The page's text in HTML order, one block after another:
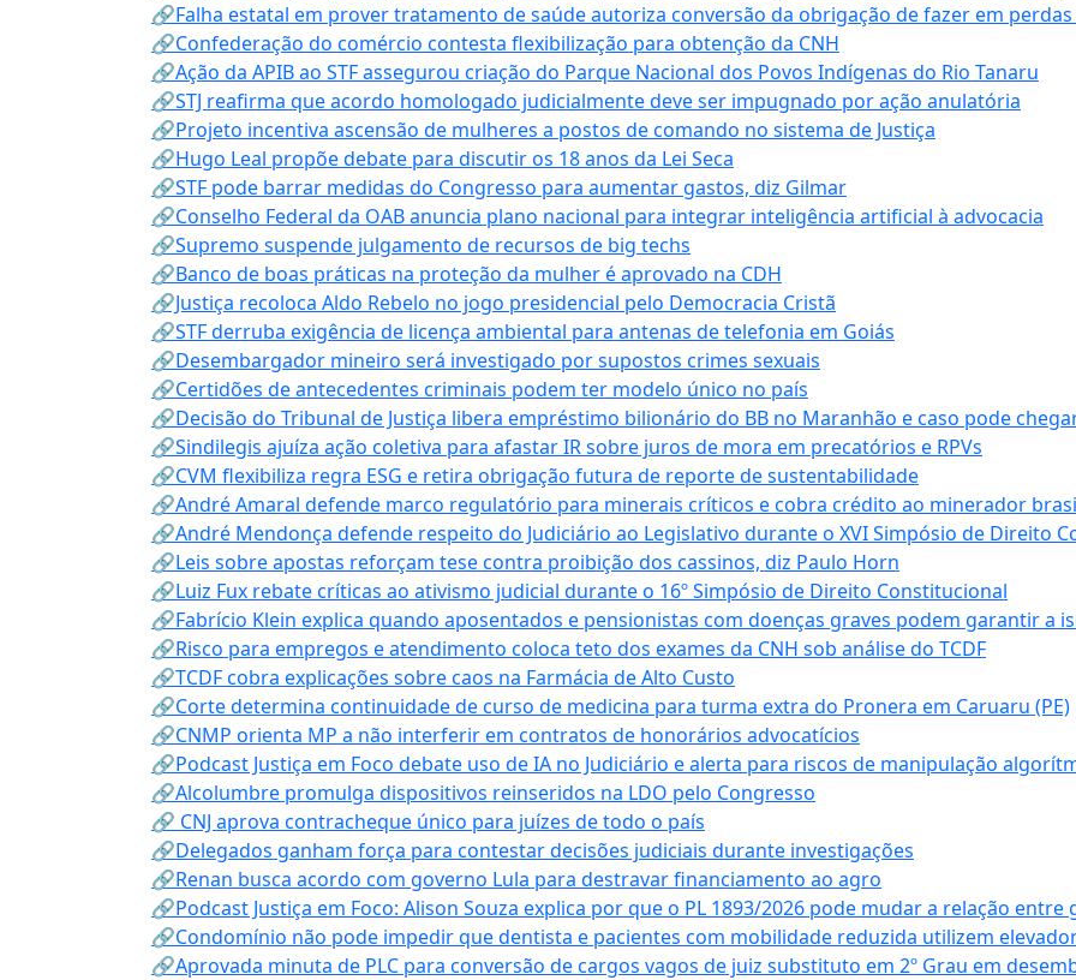
🔗Falha estatal em prover tratamento de saúde autoriza conversão da obrigação de fazer em perdas
🔗Confederação do comércio contesta flexibilização para obtenção da CNH
🔗Ação da APIB ao STF assegurou criação do Parque Nacional dos Povos Indígenas do Rio Tanaru
🔗STJ reafirma que acordo homologado judicialmente deve ser impugnado por ação anulatória
🔗Projeto incentiva ascensão de mulheres a postos de comando no sistema de Justiça
🔗Hugo Leal propõe debate para discutir os 18 anos da Lei Seca
🔗STF pode barrar medidas do Congresso para aumentar gastos, diz Gilmar
🔗Conselho Federal da OAB anuncia plano nacional para integrar inteligência artificial à advocacia
🔗Supremo suspende julgamento de recursos de big techs
🔗Banco de boas práticas na proteção da mulher é aprovado na CDH
🔗Justiça recoloca Aldo Rebelo no jogo presidencial pelo Democracia Cristã
🔗STF derruba exigência de licença ambiental para antenas de telefonia em Goiás
🔗Desembargador mineiro será investigado por supostos crimes sexuais
🔗Certidões de antecedentes criminais podem ter modelo único no país
🔗Decisão do Tribunal de Justiça libera empréstimo bilionário do BB no Maranhão e caso pode chegar
🔗Sindilegis ajuíza ação coletiva para afastar IR sobre juros de mora em precatórios e RPVs
🔗CVM flexibiliza regra ESG e retira obrigação futura de reporte de sustentabilidade
🔗André Amaral defende marco regulatório para minerais críticos e cobra crédito ao minerador
🔗André Mendonça defende respeito do Judiciário ao Legislativo durante o XVI Simpósio de Direito
🔗Leis sobre apostas reforçam tese contra proibição dos cassinos, diz Paulo Horn
🔗Luiz Fux rebate críticas ao ativismo judicial durante o 16º Simpósio de Direito Constitucional
🔗Fabrício Klein explica quando aposentados e pensionistas com doenças graves podem garantir a
🔗Risco para empregos e atendimento coloca teto dos exames da CNH sob análise do TCDF
🔗TCDF cobra explicações sobre caos na Farmácia de Alto Custo
🔗Corte determina continuidade de curso de medicina para turma extra do Pronera em Caruaru (PE)
🔗CNMP orienta MP a não interferir em contratos de honorários advocatícios
🔗Podcast Justiça em Foco debate uso de IA no Judiciário e alerta para riscos de manipulação
🔗Alcolumbre promulga dispositivos reinseridos na LDO pelo Congresso
🔗 CNJ aprova contracheque único para juízes de todo o país
🔗Delegados ganham força para contestar decisões judiciais durante investigações
🔗Renan busca acordo com governo Lula para destravar financiamento ao agro
🔗Podcast Justiça em Foco: Alison Souza explica por que o PL 1893/2026 pode mudar a relação
🔗Condomínio não pode impedir que dentista e pacientes com mobilidade reduzida utilizem
🔗Aprovada minuta de PLC para conversão de cargos vagos de juiz substituto em 2º Grau em